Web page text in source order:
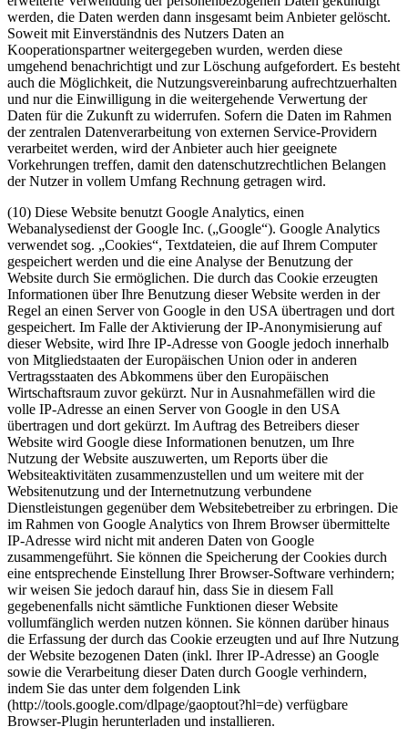
werden, die Daten werden dann insgesamt beim Anbieter gelöscht.
Soweit mit Einverständnis des Nutzers Daten an
Kooperationspartner weitergegeben wurden, werden diese
umgehend benachrichtigt und zur Löschung aufgefordert. Es besteht
auch die Möglichkeit, die Nutzungsvereinbarung aufrechtzuerhalten
und nur die Einwilligung in die weitergehende Verwertung der
Daten für die Zukunft zu widerrufen. Sofern die Daten im Rahmen
der zentralen Datenverarbeitung von externen Service-Providern
verarbeitet werden, wird der Anbieter auch hier geeignete
Vorkehrungen treffen, damit den datenschutzrechtlichen Belangen
der Nutzer in vollem Umfang Rechnung getragen wird.
(10) Diese Website benutzt Google Analytics, einen
Webanalysedienst der Google Inc. („Google“). Google Analytics
verwendet sog. „Cookies“, Textdateien, die auf Ihrem Computer
gespeichert werden und die eine Analyse der Benutzung der
Website durch Sie ermöglichen. Die durch das Cookie erzeugten
Informationen über Ihre Benutzung dieser Website werden in der
Regel an einen Server von Google in den USA übertragen und dort
gespeichert. Im Falle der Aktivierung der IP-Anonymisierung auf
dieser Website, wird Ihre IP-Adresse von Google jedoch innerhalb
von Mitgliedstaaten der Europäischen Union oder in anderen
Vertragsstaaten des Abkommens über den Europäischen
Wirtschaftsraum zuvor gekürzt. Nur in Ausnahmefällen wird die
volle IP-Adresse an einen Server von Google in den USA
übertragen und dort gekürzt. Im Auftrag des Betreibers dieser
Website wird Google diese Informationen benutzen, um Ihre
Nutzung der Website auszuwerten, um Reports über die
Websiteaktivitäten zusammenzustellen und um weitere mit der
Websitenutzung und der Internetnutzung verbundene
Dienstleistungen gegenüber dem Websitebetreiber zu erbringen. Die
im Rahmen von Google Analytics von Ihrem Browser übermittelte
IP-Adresse wird nicht mit anderen Daten von Google
zusammengeführt. Sie können die Speicherung der Cookies durch
eine entsprechende Einstellung Ihrer Browser-Software verhindern;
wir weisen Sie jedoch darauf hin, dass Sie in diesem Fall
gegebenenfalls nicht sämtliche Funktionen dieser Website
vollumfänglich werden nutzen können. Sie können darüber hinaus
die Erfassung der durch das Cookie erzeugten und auf Ihre Nutzung
der Website bezogenen Daten (inkl. Ihrer IP-Adresse) an Google
sowie die Verarbeitung dieser Daten durch Google verhindern,
indem Sie das unter dem folgenden Link
(http://tools.google.com/dlpage/gaoptout?hl=de) verfügbare
Browser-Plugin herunterladen und installieren.